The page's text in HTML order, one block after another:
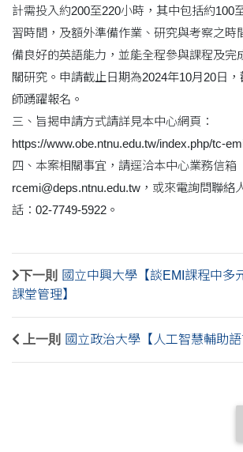
計需投入約200至220小時，其中包括約100
習時間，及額外準備作業、研究與考察之時
備良好的英語能力，並能全程參與課程及完
關研究。申請截止日期為2024年10月20日
師踴躍報名。
三、旨揭申請方式請詳見本中心網頁：
https://www.obe.ntnu.edu.tw/index.php/tc-
四、本案相關事宜，請逕洽本中心業務信箱
rcemi@deps.ntnu.edu.tw，或來電詢問聯絡
話：02-7749-5922。
下一則
國立中興大學【談EMI課程中多
課堂管理】
上一則 國立政治大學【人工智慧輔助語